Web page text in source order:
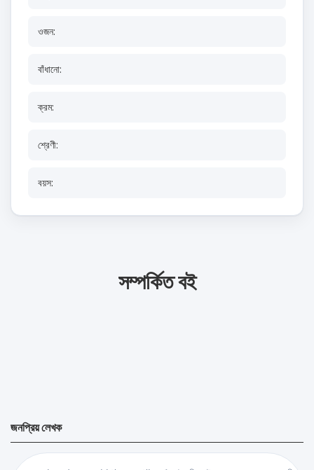
ওজন:
বাঁধানো:
ক্রম:
শ্রেণী:
বয়স:
সম্পর্কিত বই
জনপ্রিয় লেখক